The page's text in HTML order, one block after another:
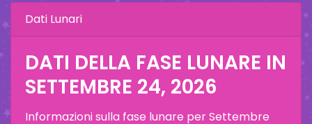
Dati Lunari
DATI DELLA FASE LUNARE IN
SETTEMBRE 24, 2026
Informazioni sulla fase lunare perSettembre